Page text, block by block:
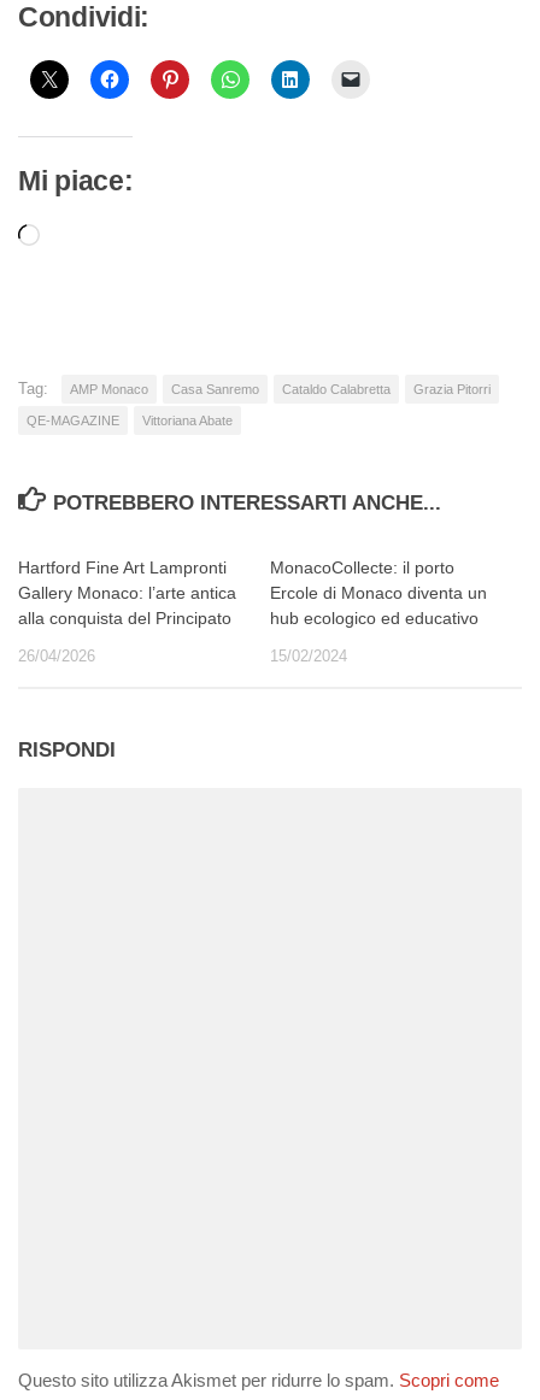
Condividi:
Mi piace:
Caricamento
Tag: AMP Monaco Casa Sanremo Cataldo Calabretta Grazia Pitorri
QE-MAGAZINE Vittoriana Abate
POTREBBERO INTERESSARTI ANCHE...
Hartford Fine Art Lampronti
Gallery Monaco: l’arte antica
alla conquista del Principato
26/04/2026
MonacoCollecte: il porto
Ercole di Monaco diventa un
hub ecologico ed educativo
15/02/2024
RISPONDI
Questo sito utilizza Akismet per ridurre lo spam. Scopri come